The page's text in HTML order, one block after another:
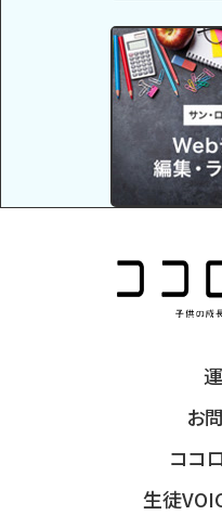
お
ココ
生徒